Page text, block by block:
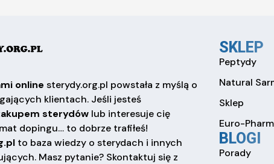
online sterydy.org.pl powstała z myślą o
klientach. Jeśli jesteś
sterydów lub interesuje cię
dopingu… to dobrze trafiłeś!
to baza wiedzy o sterydach i innych
Masz pytanie? Skontaktuj się z
SKLEP
Peptydy
Natural
Sklep
Euro-
BLOGI
Porady